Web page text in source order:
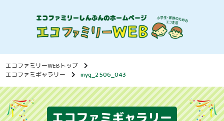
エコファミリーWEBトップ
エコファミギャラリー
myg_2506_043